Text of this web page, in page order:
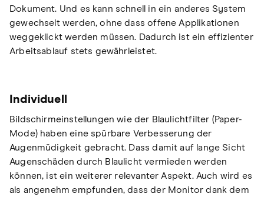
Dokument. Und es kann schnell in ein anderes System
gewechselt werden, ohne dass offene Applikationen
weggeklickt werden müssen. Dadurch ist ein effizienter
Arbeitsablauf stets gewährleistet.
Individuell
Bildschirmeinstellungen wie der Blaulichtfilter (Paper-
Mode) haben eine spürbare Verbesserung der
Augenmüdigkeit gebracht. Dass damit auf lange Sicht
Augenschäden durch Blaulicht vermieden werden
können, ist ein weiterer relevanter Aspekt. Auch wird es
als angenehm empfunden, dass der Monitor dank dem